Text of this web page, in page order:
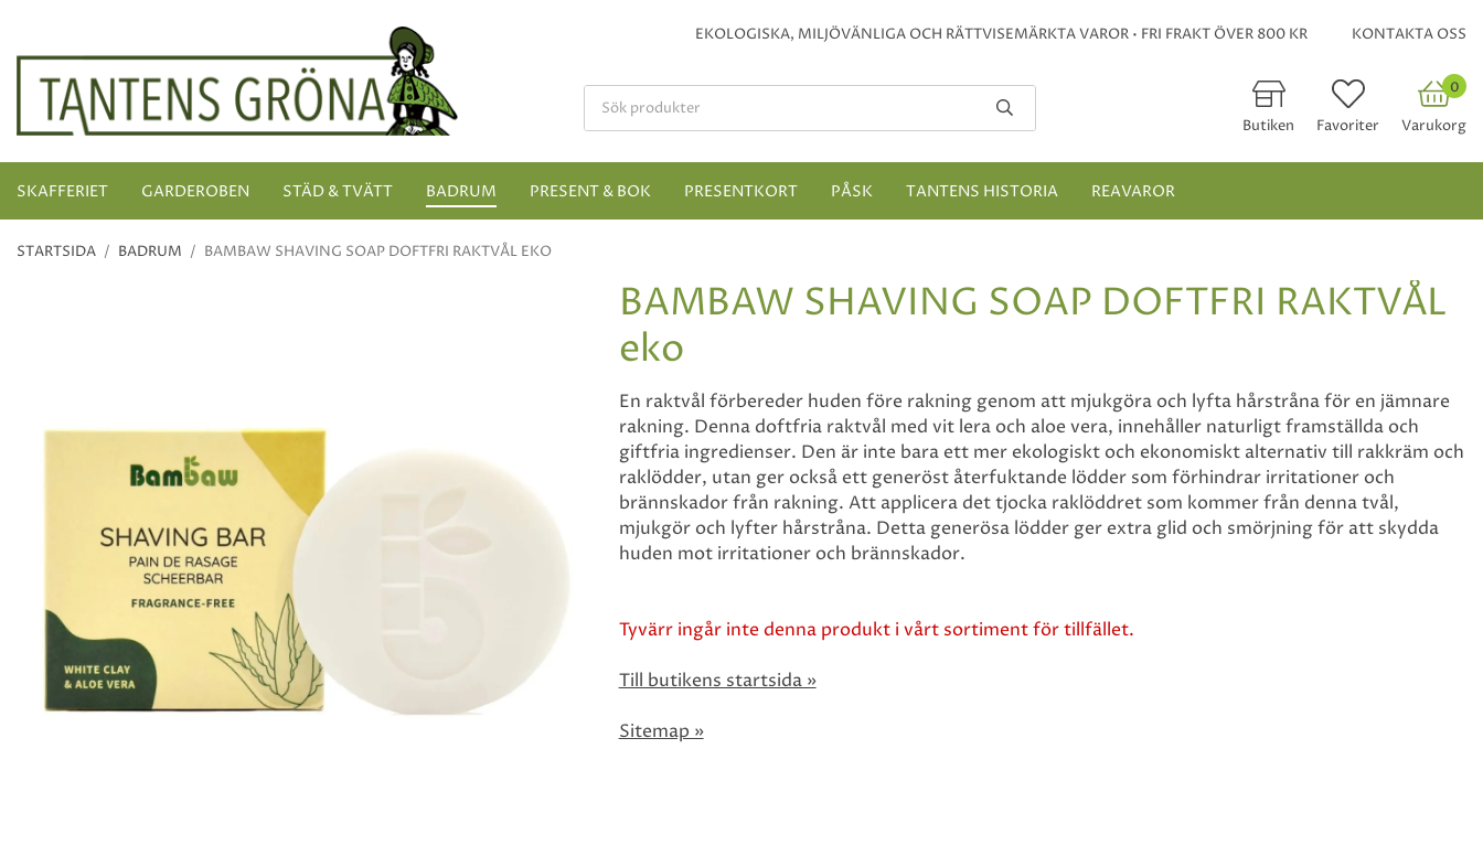
EKOLOGISKA, MILJÖVÄNLIGA OCH RÄTTVISEMÄRKTA VAROR • FRI FRAKT ÖVER 800 KR KONTAKTA OSS
Butiken Favoriter
0
Varukorg
SKAFFERIET GARDEROBEN STÄD & TVÄTT BADRUM PRESENT & BOK PRESENTKORT PÅSK TANTENS HISTORIA REAVAROR
STARTSIDA / BADRUM / BAMBAW SHAVING SOAP DOFTFRI RAKTVÅL EKO
BAMBAW SHAVING SOAP DOFTFRI RAKTVÅL
eko
En raktvål förbereder huden före rakning genom att mjukgöra och lyfta hårstråna för en jämnare
rakning. Denna doftfria raktvål med vit lera och aloe vera, innehåller naturligt framställda och
giftfria ingredienser. Den är inte bara ett mer ekologiskt och ekonomiskt alternativ till rakkräm och
raklödder, utan ger också ett generöst återfuktande lödder som förhindrar irritationer och
brännskador från rakning. Att applicera det tjocka raklöddret som kommer från denna tvål,
mjukgör och lyfter hårstråna. Detta generösa lödder ger extra glid och smörjning för att skydda
huden mot irritationer och brännskador.
Tyvärr ingår inte denna produkt i vårt sortiment för tillfället.
Till butikens startsida »
Sitemap »